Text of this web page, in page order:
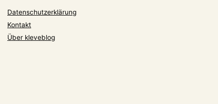
Datenschutzerklärung
Kontakt
Über kleveblog